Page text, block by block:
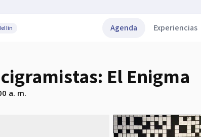
Agenda Experiencias
El Enigma
a. m.